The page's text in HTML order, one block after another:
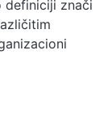
definiciji znači